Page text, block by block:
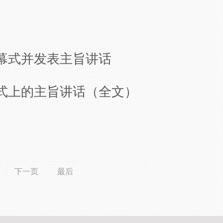
式并发表主旨讲话
上的主旨讲话（全文）
下一页 最后